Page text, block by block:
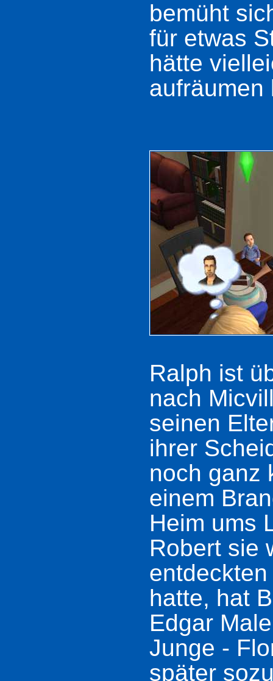
bemüht
für etwas
hätte
aufräumen
Ralph ist
nach
seinen
ihrer
noch ganz
einem
Heim ums
Robert sie
hatte, hat
Edgar
Junge -
später